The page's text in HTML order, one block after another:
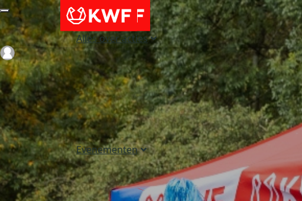
Alles over acties
Evenementen
Login